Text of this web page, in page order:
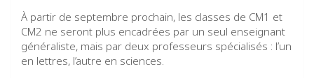
À partir de septembre prochain, les classes de CM1 et
CM2 ne seront plus encadrées par un seul enseignant
généraliste, mais par deux professeurs spécialisés : l’un
en lettres, l’autre en sciences.